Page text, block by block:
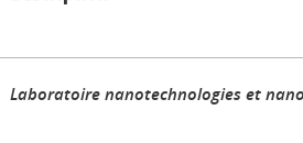
Laboratoire nanotechnologies et